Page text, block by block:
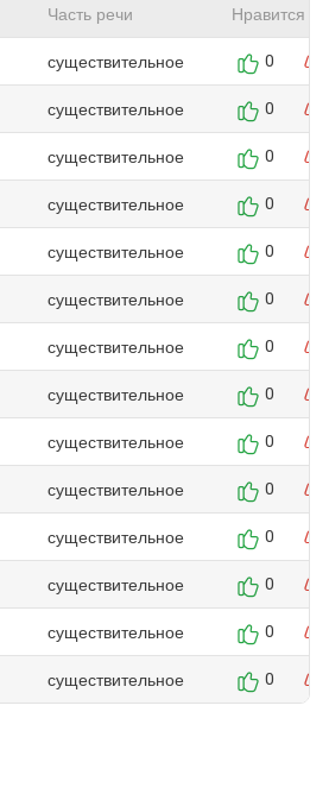
Часть речи Нравится
существительное 0
существительное 0
существительное 0
существительное 0
существительное 0
существительное 0
существительное 0
существительное 0
существительное 0
существительное 0
существительное 0
существительное 0
существительное 0
существительное 0